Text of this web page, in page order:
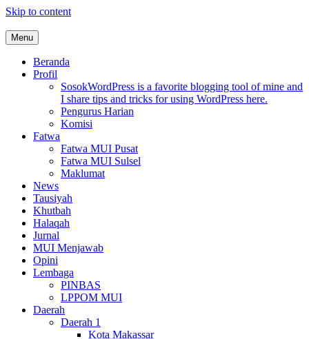
Skip to content
MUI Sulawesi Selatan
Khadimul Ummah wa Shadiqul Hukuuma
Menu
Beranda
Profil
SosokWordPress is a favorite blogging tool of mine and
I share tips and tricks for using WordPress here.
Pengurus Harian
Komisi
Fatwa
Fatwa MUI Pusat
Fatwa MUI Sulsel
Maklumat
News
Tausiyah
Khutbah
Halaqah
Jurnal
MUI Menjawab
Opini
Lembaga
PINBAS
LPPOM MUI
Daerah
Daerah 1
Kota Makassar